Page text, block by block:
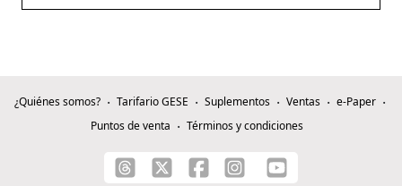
¿Quiénes somos? Tarifario GESE Suplementos Ventas
e-Paper
Puntos de venta
Términos y condiciones